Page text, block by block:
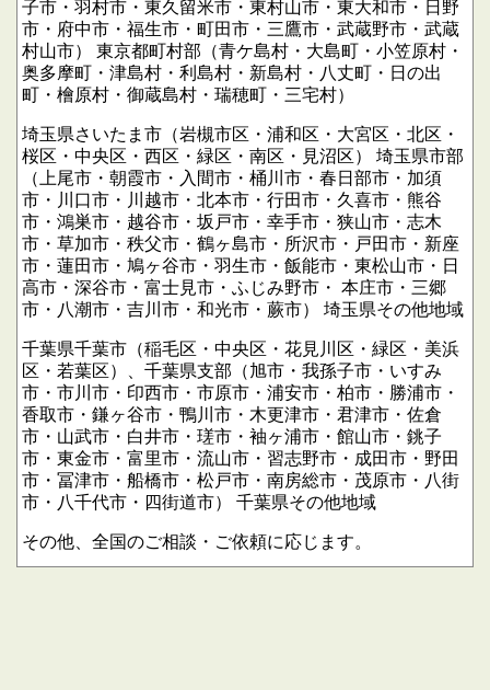
子市・羽村市・東久留米市・東村山市・東大和市・日野
市・府中市・福生市・町田市・三鷹市・武蔵野市・武蔵
村山市）
東京都町村部（青ケ島村・大島町・小笠原村・
奥多摩町・津島村・利島村・新島村・八丈町・日の出
町・檜原村・御蔵島村・瑞穂町・三宅村）
埼玉県さいたま市（岩槻市区・浦和区・大宮区・北区・
桜区・中央区・西区・緑区・南区・見沼区）
埼玉県市部
（上尾市・朝霞市・入間市・桶川市・春日部市・加須
市・川口市・川越市・北本市・行田市・久喜市・熊谷
市・鴻巣市・越谷市・坂戸市・幸手市・狭山市・志木
市・草加市・秩父市・鶴ヶ島市・所沢市・戸田市・新座
市・蓮田市・鳩ヶ谷市・羽生市・飯能市・東松山市・日
高市・深谷市・富士見市・ふじみ野市・ 本庄市・三郷
市・八潮市・吉川市・和光市・蕨市）
埼玉県その他地域
千葉県千葉市（稲毛区・中央区・花見川区・緑区・美浜
区・若葉区）、千葉県支部（旭市・我孫子市・いすみ
市・市川市・印西市・市原市・浦安市・柏市・勝浦市・
香取市・鎌ヶ谷市・鴨川市・木更津市・君津市・佐倉
市・山武市・白井市・瑳市・袖ヶ浦市・館山市・銚子
市・東金市・富里市・流山市・習志野市・成田市・野田
市・冨津市・船橋市・松戸市・南房総市・茂原市・八街
市・八千代市・四街道市）
千葉県その他地域
その他、全国のご相談・ご依頼に応じます。